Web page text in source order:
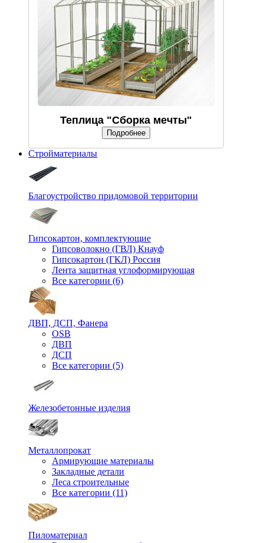
Теплица "Сборка мечты"
Подробнее
Стройматериалы
Благоустройство придомовой территории
Гипсокартон, комплектующие
Гипсоволокно (ГВЛ) Кнауф
Гипсокартон (ГКЛ) Россия
Лента защитная углоформирующая
Все категории (6)
ДВП, ДСП, Фанера
OSB
ДВП
ДСП
Все категории (5)
Железобетонные изделия
Металлопрокат
Армирующие материалы
Закладные детали
Леса строительные
Все категории (11)
Пиломатериал